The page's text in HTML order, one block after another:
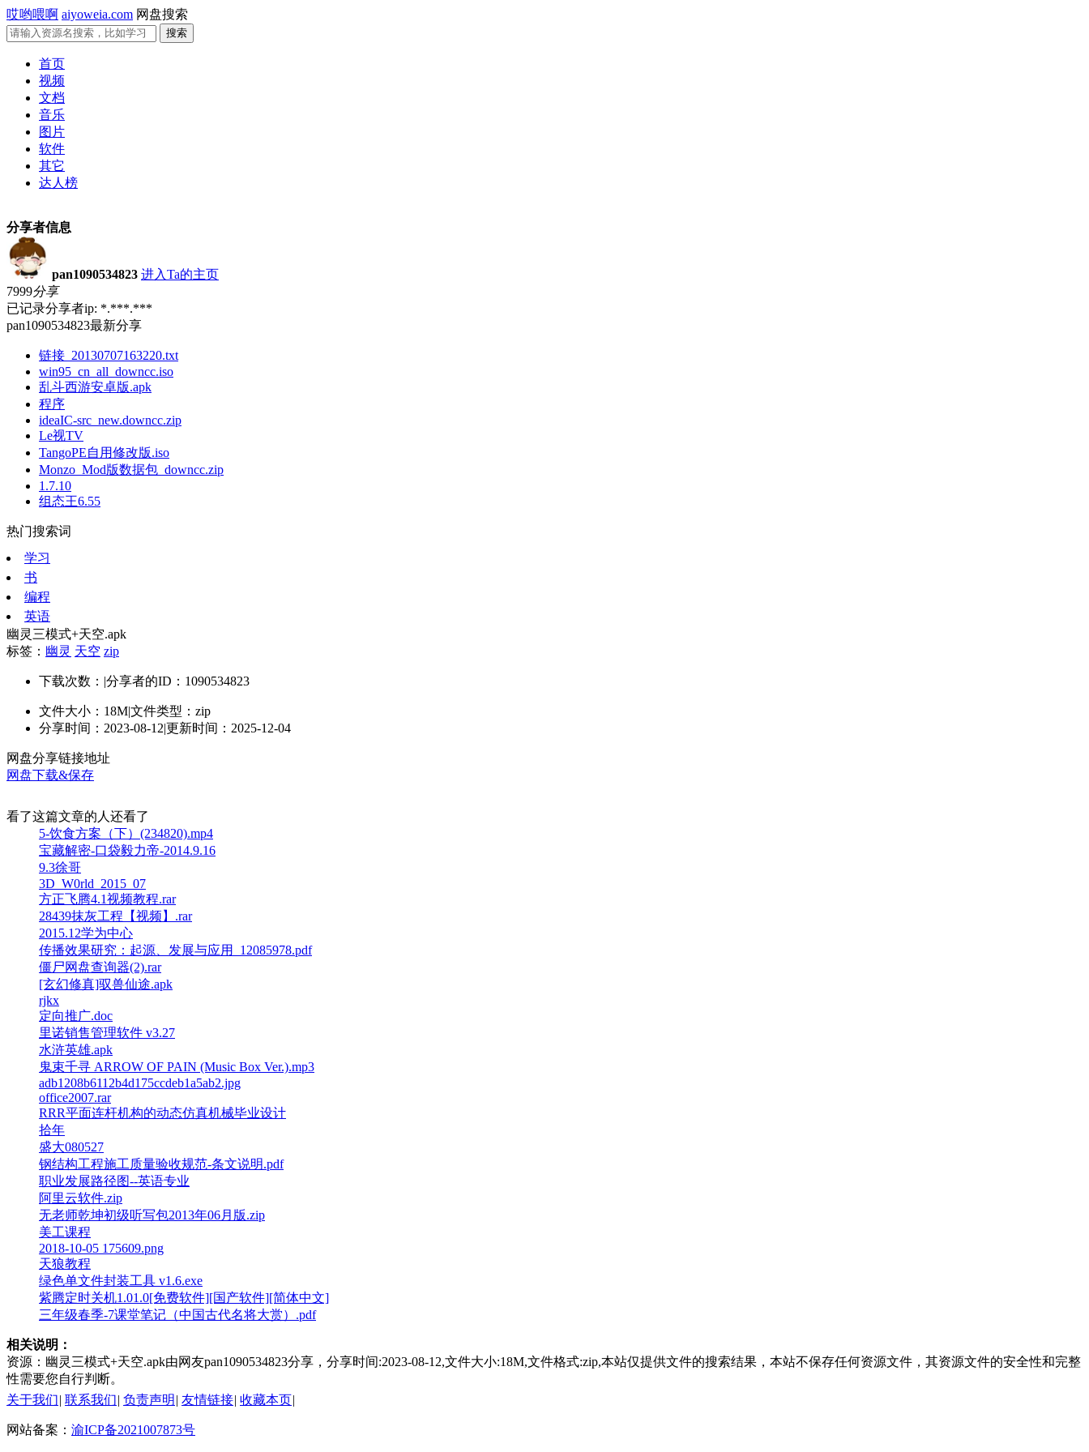
哎哟喂啊 aiyoweia.com 网盘搜索
首页
视频
文档
音乐
图片
软件
其它
达人榜
分享者信息
pan1090534823 进入Ta的主页
7999分享
已记录分享者ip: *.***.***
pan1090534823最新分享
链接_20130707163220.txt
win95_cn_all_downcc.iso
乱斗西游安卓版.apk
程序
ideaIC-src_new.downcc.zip
Le视TV
TangoPE自用修改版.iso
Monzo_Mod版数据包_downcc.zip
1.7.10
组态王6.55
热门搜索词
学习
书
编程
英语
幽灵三模式+天空.apk
标签： 幽灵 天空 zip
下载次数： |分享者的ID：1090534823
文件大小：18M|文件类型：zip
分享时间：2023-08-12|更新时间：2025-12-04
网盘分享链接地址
网盘下载&保存
看了这篇文章的人还看了
5-饮食方案（下）(234820).mp4
宝藏解密-口袋毅力帝-2014.9.16
9.3徐哥
3D_W0rld_2015_07
方正飞腾4.1视频教程.rar
28439抹灰工程【视频】.rar
2015.12学为中心
传播效果研究：起源、发展与应用_12085978.pdf
僵尸网盘查询器(2).rar
[玄幻修真]驭兽仙途.apk
rjkx
定向推广.doc
里诺销售管理软件 v3.27
水浒英雄.apk
鬼束千寻 ARROW OF PAIN (Music Box Ver.).mp3
adb1208b6112b4d175ccdeb1a5ab2.jpg
office2007.rar
RRR平面连杆机构的动态仿真机械毕业设计
拾年
盛大080527
钢结构工程施工质量验收规范-条文说明.pdf
职业发展路径图--英语专业
阿里云软件.zip
无老师乾坤初级听写包2013年06月版.zip
美工课程
2018-10-05 175609.png
天狼教程
绿色单文件封装工具 v1.6.exe
紫腾定时关机1.01.0[免费软件][国产软件][简体中文]
三年级春季-7课堂笔记（中国古代名将大赏）.pdf
相关说明：
资源：幽灵三模式+天空.apk由网友pan1090534823分享，分享时间:2023-08-12,文件大小:18M,文件格式:zip,本站仅提供文件的搜索结果，本站不保存任何资源文件，其资源文件的安全性和完整
性需要您自行判断。
关于我们| 联系我们| 负责声明 | 友情链接| 收藏本页|
网站备案： 渝ICP备2021007873号